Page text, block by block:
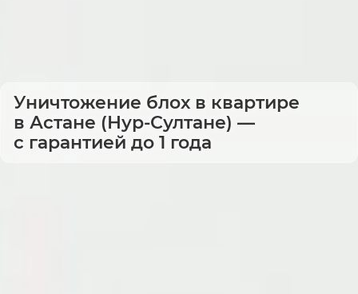
Уничтожение блох в квартире
в Астане (Нур-Султане) —
с гарантией до 1 года